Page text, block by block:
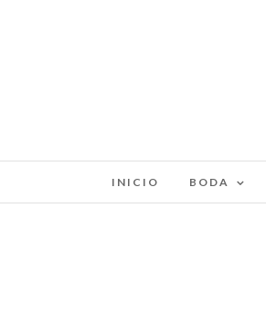
INICIO BODA